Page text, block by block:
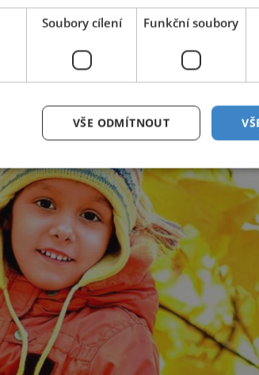
Soubory cílení Funkční soubory
VŠE ODMÍTNOUT